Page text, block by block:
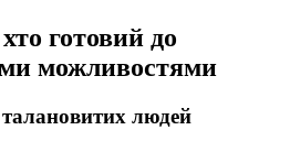
готовий до
можливостями
людей